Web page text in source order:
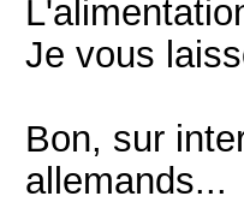
Je vous
Bon, sur
allemands...